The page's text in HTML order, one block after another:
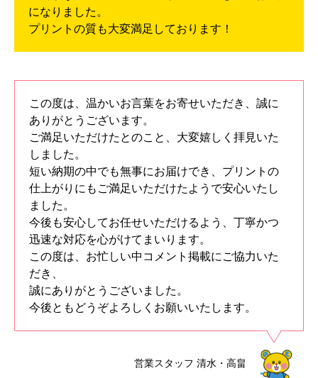
になりました。
プリントの質も大変満足しております！
この度は、温かいお言葉をお寄せいただき、誠に
ありがとうございます。
ご満足いただけたとのこと、大変嬉しく拝見いた
しました。
短い納期の中でも無事にお届けでき、プリントの
仕上がりにもご満足いただけたようで安心いたし
ました。
今後も安心してお任せいただけるよう、丁寧かつ
迅速な対応を心がけてまいります。
この度は、お忙しい中コメント掲載にご協力いた
だき、
誠にありがとうございました。
今後ともどうぞよろしくお願いいたします。
営業スタッフ 清水・高畠